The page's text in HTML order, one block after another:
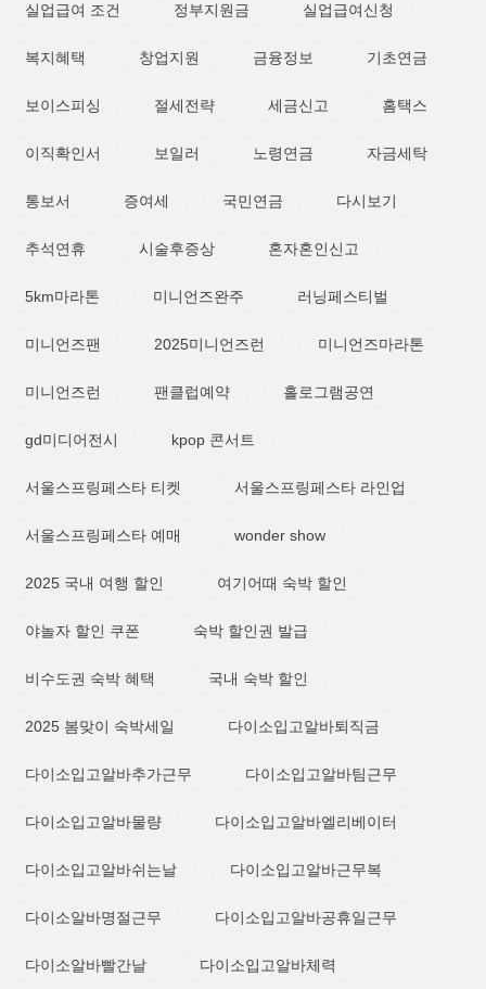
실업급여 조건 정부지원금 실업급여신청
복지혜택 창업지원 금융정보 기초연금
보이스피싱 절세전략 세금신고 홈택스
이직확인서 보일러 노령연금 자금세탁
통보서 증여세 국민연금 다시보기
추석연휴 시술후증상 혼자혼인신고
5km마라톤 미니언즈완주 러닝페스티벌
미니언즈팬 2025미니언즈런 미니언즈마라톤
미니언즈런 팬클럽예약 홀로그램공연
gd미디어전시 kpop 콘서트
서울스프링페스타 티켓 서울스프링페스타 라인업
서울스프링페스타 예매 wonder show
2025 국내 여행 할인 여기어때 숙박 할인
야놀자 할인 쿠폰 숙박 할인권 발급
비수도권 숙박 혜택 국내 숙박 할인
2025 봄맞이 숙박세일 다이소입고알바퇴직금
다이소입고알바추가근무 다이소입고알바팀근무
다이소입고알바물량 다이소입고알바엘리베이터
다이소입고알바쉬는날 다이소입고알바근무복
다이소알바명절근무 다이소입고알바공휴일근무
다이소알바빨간날 다이소입고알바체력